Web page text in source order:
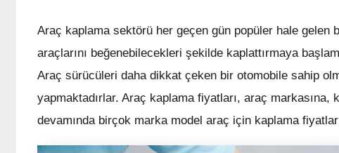
Araç kaplama sektörü her geçen gün popüler hale gelen
araçlarını beğenebilecekleri şekilde kaplattırmaya
Araç sürücüleri daha dikkat çeken bir otomobile sahip
yapmaktadırlar. Araç kaplama fiyatları, araç
devamında birçok marka model araç için kaplama